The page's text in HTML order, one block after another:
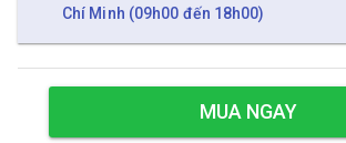
Chí Minh (09h00 đến 18h00)
MUA NGAY